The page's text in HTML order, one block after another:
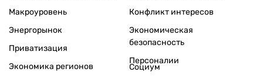
Макроуровень
Энергорынок
Приватизация
Экономика регионов
Конфликт интересов
Экономическая
безопасность
Персоналии
Социум